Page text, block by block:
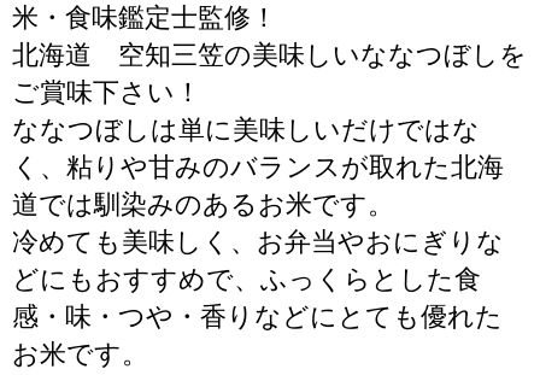
米・食味鑑定士監修！
北海道 空知三笠の美味しいななつぼしを
ご賞味下さい！
ななつぼしは単に美味しいだけではな
く、粘りや甘みのバランスが取れた北海
道では馴染みのあるお米です。
冷めても美味しく、お弁当やおにぎりな
どにもおすすめで、ふっくらとした食
感・味・つや・香りなどにとても優れた
お米です。